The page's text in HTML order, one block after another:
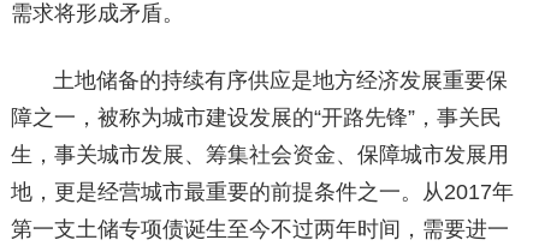
需求将形成矛盾。
土地储备的持续有序供应是地方经济发展重要保
障之一，被称为城市建设发展的“开路先锋”，事关民
生，事关城市发展、筹集社会资金、保障城市发展用
地，更是经营城市最重要的前提条件之一。从2017年
第一支土储专项债诞生至今不过两年时间，需要进一